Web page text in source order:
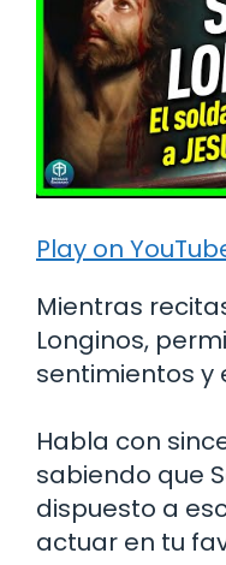
Play on
Mientras
Longinos,
sentimientos y
Habla con
sabiendo que
dispuesto a
actuar en tu